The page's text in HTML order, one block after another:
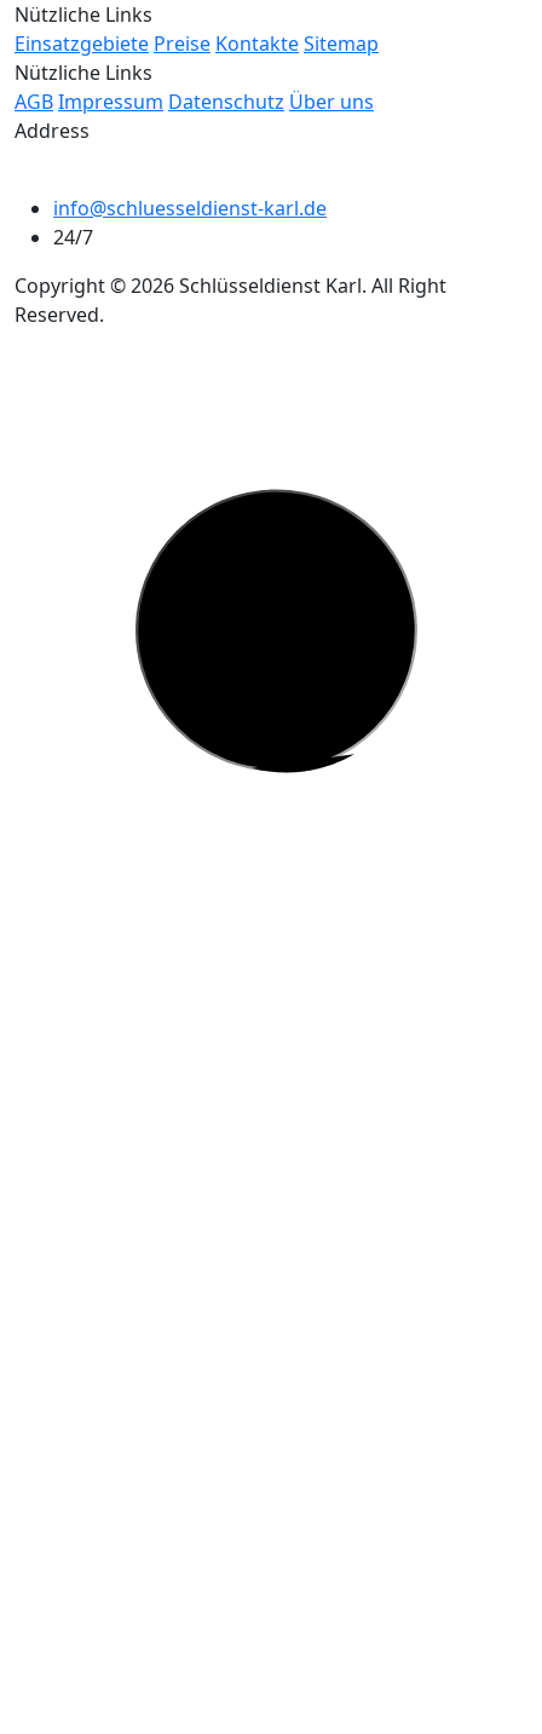
Nützliche Links
Einsatzgebiete Preise KontakteSitemap
Nützliche Links
AGBImpressum Datenschutz Über uns
Address
info@schluesseldienst-karl.de
24/7
Copyright © 2026 Schlüsseldienst Karl. All Right
Reserved.